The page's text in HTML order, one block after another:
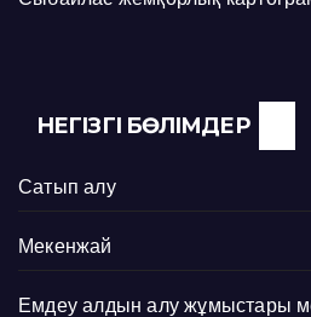
НЕГІЗГІ БӨЛІМДЕР
Сатып алу
Мекенжай
Емдеу алдын алу жұмыстары